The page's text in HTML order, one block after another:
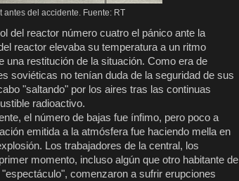
antes del accidente. Fuente: RT
del reactor número cuatro el pánico ante la
reactor elevaba su temperatura a un ritmo
una restitución de la situación. Como era de
soviéticas no tenían duda de la seguridad de sus
"saltando" por los aires tras las continuas
radioactivo.
el número de bajas fue ínfimo, pero poco a
emitida a la atmósfera fue haciendo mella en
Los trabajadores de la central, los
momento, incluso algún que otro habitante de
comenzaron a sufrir erupciones